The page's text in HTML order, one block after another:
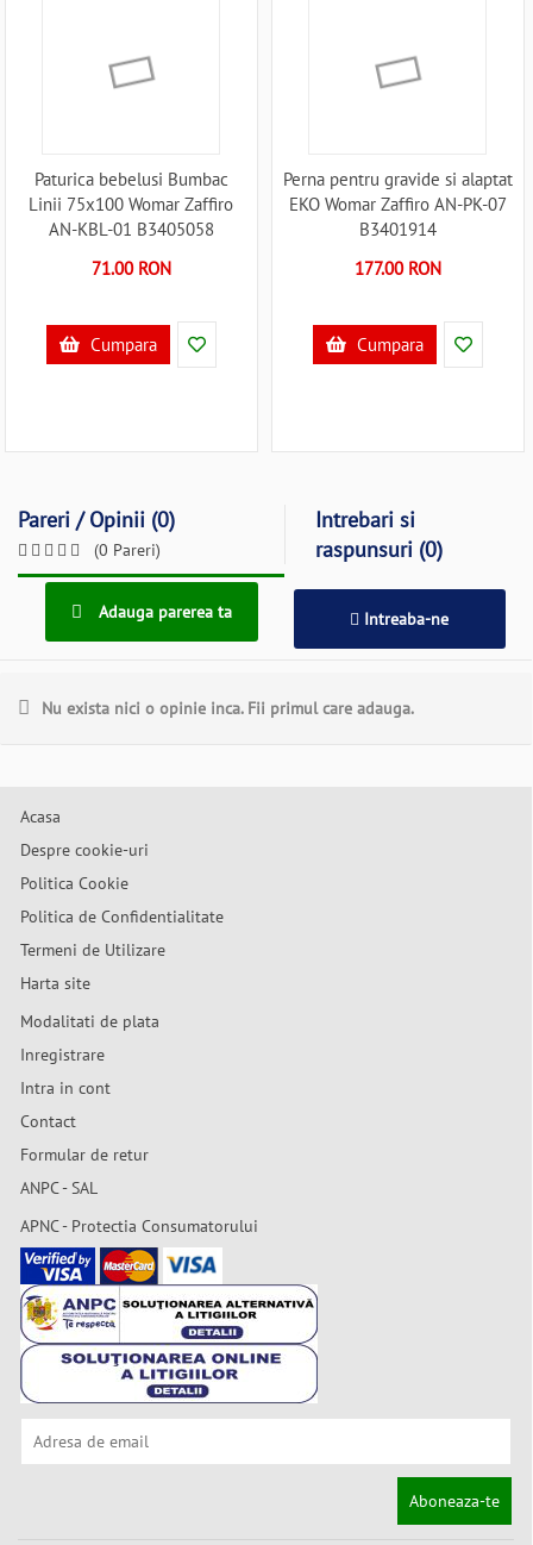
Paturica bebelusi Bumbac
Linii 75x100 Womar Zaffiro
AN-KBL-01 B3405058
71.00 RON
Cumpara
Perna pentru gravide si alaptat
EKO Womar Zaffiro AN-PK-07
B3401914
177.00 RON
Cumpara
Pareri / Opinii (0)
(0 Pareri)
Intrebari si
raspunsuri (0)
Adauga parerea ta Intreaba-ne
Nu exista nici o opinie inca. Fii primul care adauga.
Acasa
Despre cookie-uri
Politica Cookie
Politica de Confidentialitate
Termeni de Utilizare
Harta site
Modalitati de plata
Inregistrare
Intra in cont
Contact
Formular de retur
ANPC - SAL
APNC - Protectia Consumatorului
Aboneaza-te